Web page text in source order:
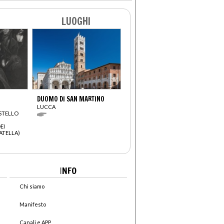
LUOGHI
DUOMO DI SAN MARTINO
LUCCA
INFO
Chi siamo
Manifesto
Canali e APP